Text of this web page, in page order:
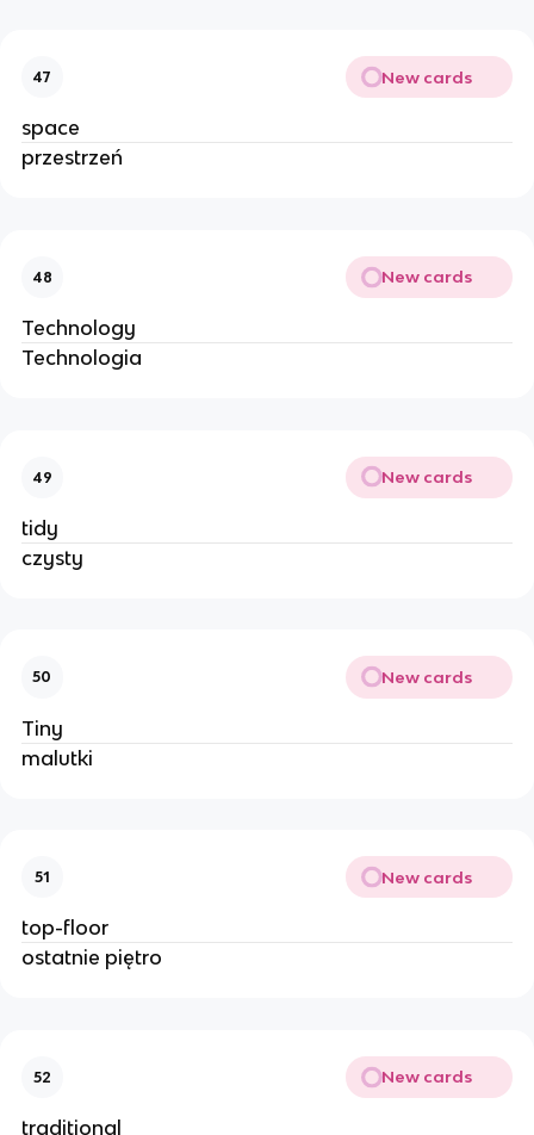
47 New cards
space
przestrzeń
48 New cards
Technology
Technologia
49 New cards
tidy
czysty
50 New cards
Tiny
malutki
51 New cards
top-floor
ostatnie piętro
52 New cards
traditional